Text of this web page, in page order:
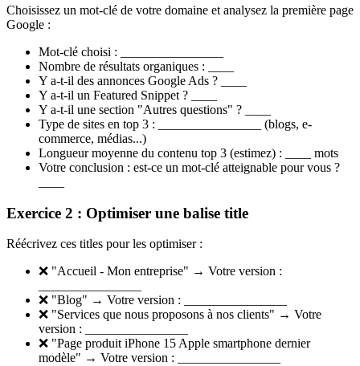
Choisissez un mot-clé de votre domaine et analysez la première page
Google :
Mot-clé choisi : ________________
Nombre de résultats organiques : ____
Y a-t-il des annonces Google Ads ? ____
Y a-t-il un Featured Snippet ? ____
Y a-t-il une section "Autres questions" ? ____
Type de sites en top 3 : ________________ (blogs, e-
commerce, médias...)
Longueur moyenne du contenu top 3 (estimez) : ____ mots
Votre conclusion : est-ce un mot-clé atteignable pour vous ?
Exercice 2 : Optimiser une balise title
Réécrivez ces titles pour les optimiser :
❌ "Accueil - Mon entreprise" → Votre version :
❌ "Blog" → Votre version : ________________
❌ "Services que nous proposons à nos clients" → Votre
version : ________________
❌ "Page produit iPhone 15 Apple smartphone dernier
modèle" → Votre version : ________________